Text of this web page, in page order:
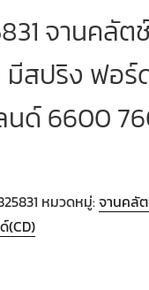
จานคลัต
มีสปริง ฟอร์
นด์ 6600
หมวดหมู่:จานคลั
(CD)